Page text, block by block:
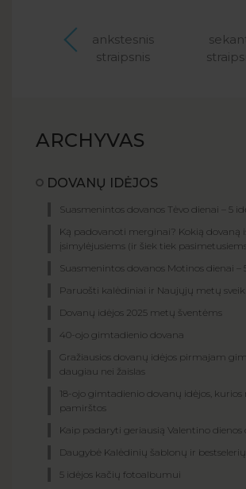
ankstesnis
straipsnis
ARCHYVAS
DOVANŲ IDĖJOS
Suasmenintos dovanos Tėvo dienai – 5
Ką padovanoti merginai? Kokią dovaną
įsimylėjusiems (ir šiek tiek
Suasmenintos dovanos Motinos dienai –
Paruošti kalėdiniai ir Naujųjų metų
Dovanų idėjos 2025 metų šventėms
40-ojo gimtadienio dovana
Gražiausios dovanų idėjos pirmajam
daugiau nei žaislas
18-ojo gimtadienio dovanų idėjos, kurios
pamirštos
Kaip padaryti geriausią Valentino dienos
Daugybė Kalėdinių šablonų ir
5 idėjos kačių fotoalbumui